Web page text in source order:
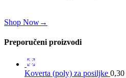
Shop Now→
Preporučeni proizvodi
Koverta (poly) za posiljke 0,30